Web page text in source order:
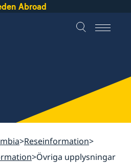
Abroad
Reseinformation
Övriga upplysningar